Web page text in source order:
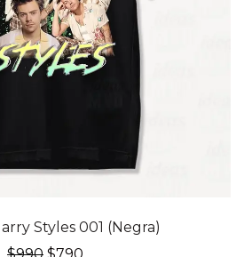
Styles 001 (Negra)
El